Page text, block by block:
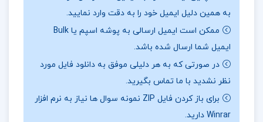
نقد و بررسی کتاب مدیریت آموزشی غلامرضا شمس:
این کتاب به طور گسترده به بررسی موضوعات مختلف و
متنوع در حوزه مدیریت آموزشی می‌پردازد و بر ارائه
راهکارهای عملی و مؤثر برای ارتقای کیفیت فرآیندهای
آموزشی تمرکز دارد.غلامرضا شمس، نویسنده این اثر، با
بهره‌گیری از تجربیات ارزشمند خود و تحلیل موارد واقعی،
به همین دلیل ایمیل خود را به دقت وارد نمایید.
ممکن است ایمیل ارسالی به پوشه اسپم یا Bulk
ایمیل شما ارسال شده باشد.
در صورتی که به هر دلیلی موفق به دانلود فایل مورد
نظر نشدید با ما تماس بگیرید.
برای باز کردن فایل ZIP نمونه سوال ها نیاز به نرم افزار
Winrar دارید.